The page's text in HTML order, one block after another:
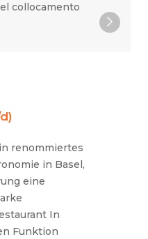
collocamento
renommiertes
in Basel,
eine
In
Funktion